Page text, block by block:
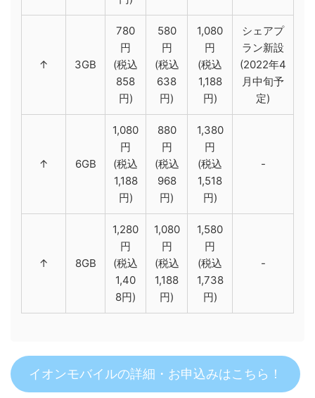
↑ 3GB
780
円
(税込
858
円)
580
円
(税込
638
円)
1,080
円
(税込
1,188
円)
シェアプ
ラン新設
(2022年4
月中旬予
定)
↑ 6GB
1,080
円
(税込
1,188
円)
880
円
(税込
968
円)
1,380
円
(税込
1,518
円)
-
↑ 8GB
1,280
円
(税込
1,40
8円)
1,080
円
(税込
1,188
円)
1,580
円
(税込
1,738
円)
-
イオンモバイルの詳細・お申込みはこちら！